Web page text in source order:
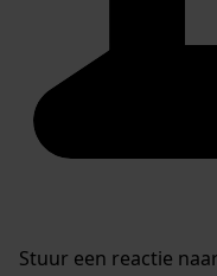
Stuur een reactie